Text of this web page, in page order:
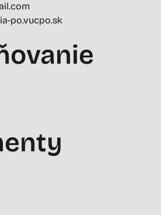
po.vucpo.sk